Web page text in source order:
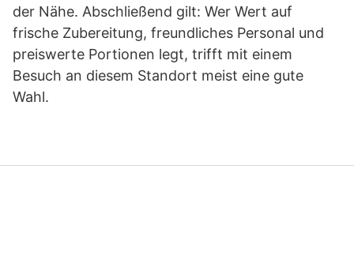
der Nähe. Abschließend gilt: Wer Wert auf
frische Zubereitung, freundliches Personal und
preiswerte Portionen legt, trifft mit einem
Besuch an diesem Standort meist eine gute
Wahl.